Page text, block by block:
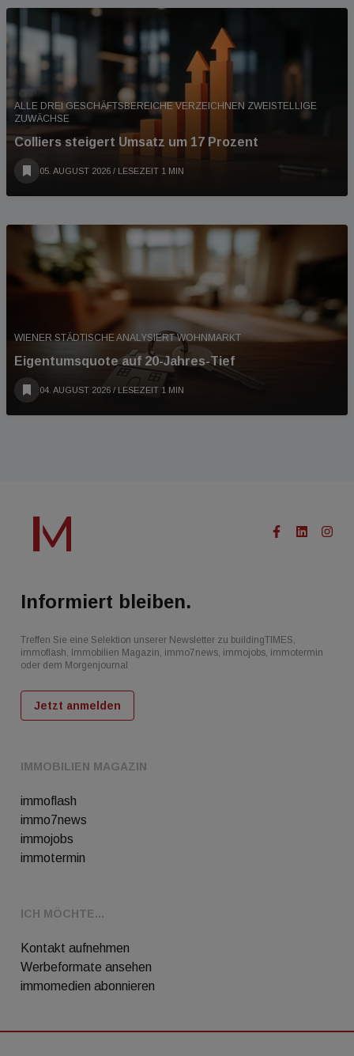
ALLE DREI GESCHÄFTSBEREICHE VERZEICHNEN ZWEISTELLIGE
ZUWÄCHSE
Colliers steigert Umsatz um 17 Prozent
05. AUGUST 2026 / LESEZEIT 1 MIN
WIENER STÄDTISCHE ANALYSIERT WOHNMARKT
Eigentumsquote auf 20-Jahres-Tief
04. AUGUST 2026 / LESEZEIT 1 MIN
IMMOBILIEN MAGAZIN
immoflash
immo7news
immojobs
immotermin
ICH MÖCHTE...
Kontakt aufnehmen
Werbeformate ansehen
immomedien abonnieren
Informiert bleiben.
Treffen Sie eine Selektion unserer Newsletter zu buildingTIMES,
immoflash, Immobilien Magazin, immo7news, immojobs, immotermin
oder dem Morgenjournal
Jetzt anmelden